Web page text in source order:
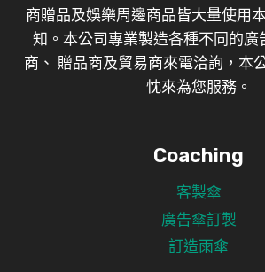
商贈品及娛樂周邊商品皆大量使用
知。本公司專業製造各種不同的廣
商、 贈品商及貿易商來電洽詢，本
忱來為您服務。
Coaching
客製傘
廣告傘訂製
訂造雨傘